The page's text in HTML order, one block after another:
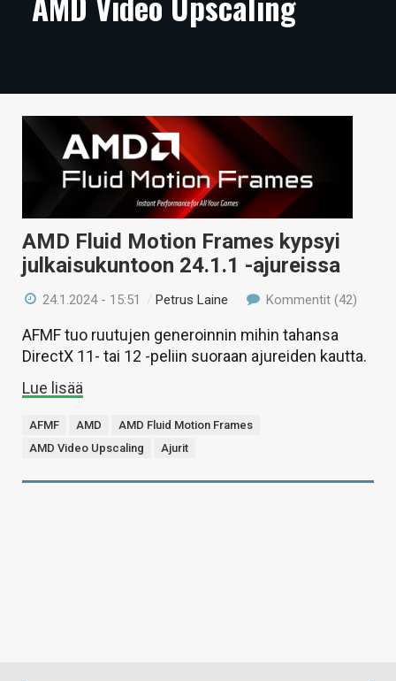
ARTIKKELIT
TECHBBS
HINTA.FI
VAIHDA TEEMA
HAKU
AMD Fluid Motion Frames kypsyi
julkaisukuntoon 24.1.1 -ajureissa
24.1.2024 - 15:51 /Petrus Laine Kommentit (42)
AFMF tuo ruutujen generoinnin mihin tahansa
DirectX 11- tai 12 -peliin suoraan ajureiden kautta.
Lue lisää
AFMF AMD
AMD Fluid Motion Frames
AMD Video Upscaling
Ajurit